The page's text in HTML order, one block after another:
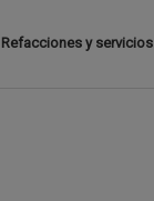
Refacciones y servicios